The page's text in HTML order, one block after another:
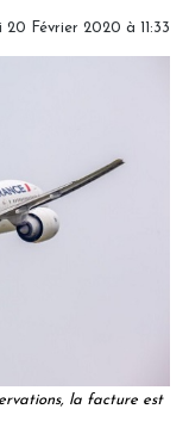
20 Février 2020 à 11:33
la facture est